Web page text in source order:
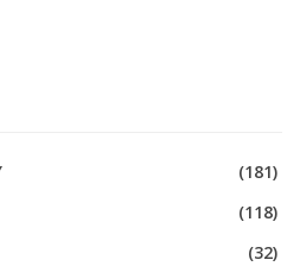
(181)
(118)
(32)